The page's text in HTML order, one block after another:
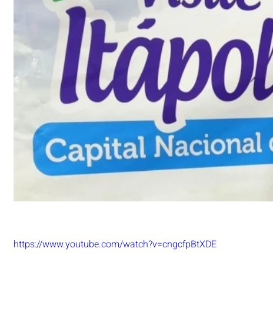
https://www.youtube.com/watch?v=cngcfpBtXDE